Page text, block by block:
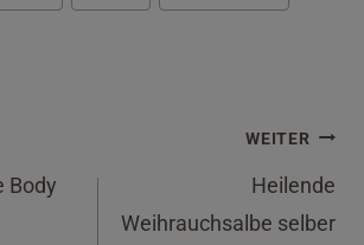
Body
WEITER
Heilende
Weihrauchsalbe selber